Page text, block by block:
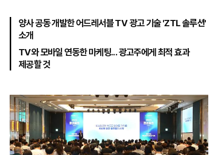
기
양사 공동 개발한 어드레서블 TV 광고 기술 'ZTL 솔루션'
소개
TV와 모바일 연동한 마케팅... 광고주에게 최적 효과
제공할 것